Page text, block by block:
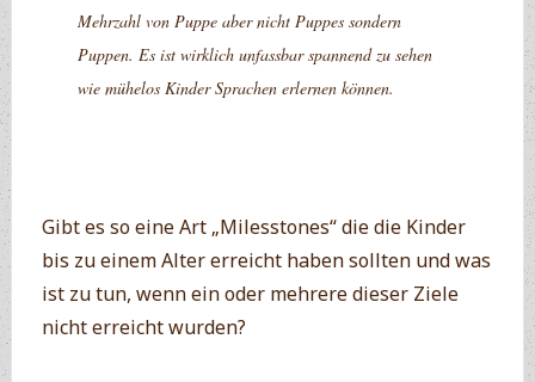
Mehrzahl von Puppe aber nicht Puppes sondern
Puppen. Es ist wirklich unfassbar spannend zu sehen
wie mühelos Kinder Sprachen erlernen können.
Gibt es so eine Art „Milesstones“ die die Kinder
bis zu einem Alter erreicht haben sollten und was
ist zu tun, wenn ein oder mehrere dieser Ziele
nicht erreicht wurden?